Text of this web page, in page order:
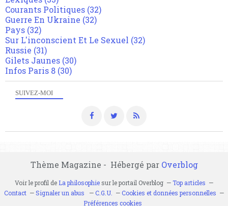
SUIVEZ-MOI
Courants Politiques (32)
Guerre En Ukraine (32)
Pays (32)
Sur L'inconscient Et Le Sexuel (32)
Russie (31)
Gilets Jaunes (30)
Infos Paris 8 (30)
Thème Magazine - Hébergé par Overblog
Voir le profil de La philosophiesur le portail Overblog
Top articles
Contact
Signaler un abus C.G.U.
Cookies et données personnelles
Préférences cookies